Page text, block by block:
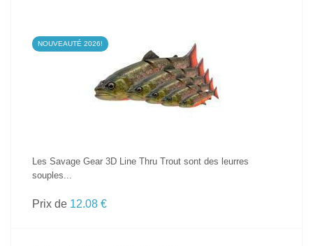
NOUVEAUTÉ 2026!
VOIR LE PRODUIT
Les Savage Gear 3D Line Thru Trout sont des leurres
souples...
Prix de 12.08 €